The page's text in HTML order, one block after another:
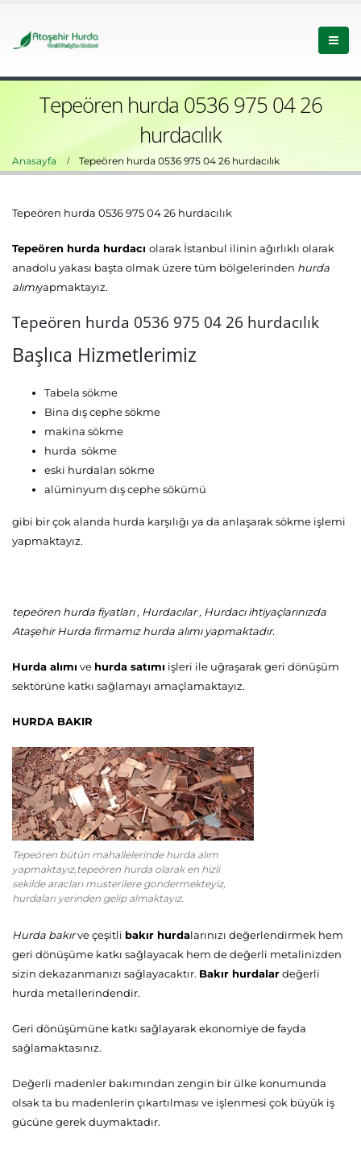
Tepeören hurda 0536 975 04 26
hurdacılık
Anasayfa Tepeören hurda 0536 975 04 26 hurdacılık
Tepeören hurda 0536 975 04 26 hurdacılık
Tepeören hurda hurdacı olarak İstanbul ilinin ağırlıklı olarak
anadolu yakası başta olmak üzere tüm bölgelerinden hurda
alımıyapmaktayız.
Tepeören hurda 0536 975 04 26 hurdacılık
Başlıca Hizmetlerimiz
Tabela sökme
Bina dış cephe sökme
makina sökme
hurda sökme
eski hurdaları sökme
alüminyum dış cephe sökümü
gibi bir çok alanda hurda karşılığı ya da anlaşarak sökme işlemi
yapmaktayız.
tepeören hurda fiyatları , Hurdacılar , Hurdacı ihtiyaçlarınızda
Ataşehir Hurda firmamız hurda alımı yapmaktadır.
Hurda alımı ve hurda satımı işleri ile uğraşarak geri dönüşüm
sektörüne katkı sağlamayı amaçlamaktayız.
HURDA BAKIR
Tepeören bütün mahallelerinde hurda alım
yapmaktayız,tepeören hurda olarak en hizli
sekilde aracları musterilere gondermekteyiz,
hurdaları yerinden gelip almaktayız.
Hurda bakırve çeşitli bakır hurdalarınızı değerlendirmek hem
geri dönüşüme katkı sağlayacak hem de değerli metalinizden
sizin dekazanmanızı sağlayacaktır. Bakır hurdalardeğerli
hurda metallerindendir.
Geri dönüşümüne katkı sağlayarak ekonomiye de fayda
sağlamaktasınız.
Değerli madenler bakımından zengin bir ülke konumunda
olsak ta bu madenlerin çıkartılması ve işlenmesi çok büyük iş
gücüne gerek duymaktadır.